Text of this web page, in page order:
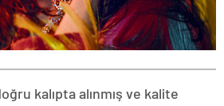
kalıpta alınmış ve kalite